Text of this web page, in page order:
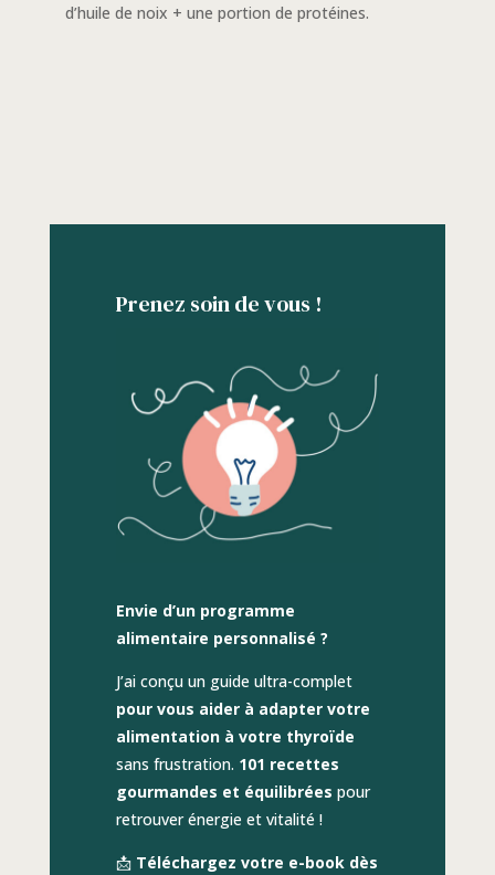
d’huile de noix + une portion de protéines.
Prenez soin de vous !
Envie d’un programme
alimentaire personnalisé ?
J’ai conçu un guide ultra-complet
pour vous aider à adapter votre
alimentation à votre thyroïde
sans frustration. 101 recettes
gourmandes et équilibrées pour
retrouver énergie et vitalité !
📩 Téléchargez votre e-book dès